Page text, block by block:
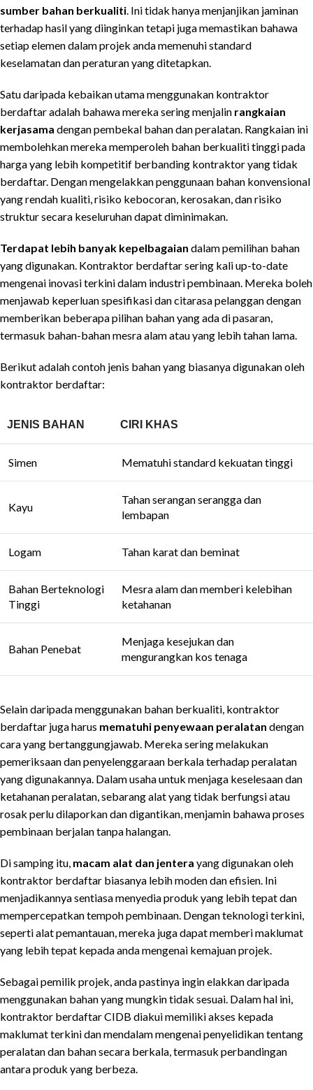
sumber bahan berkualiti . Ini tidak hanya menjanjikan jaminan
terhadap hasil yang diinginkan tetapi juga memastikan bahawa
setiap elemen dalam projek anda memenuhi standard
keselamatan dan peraturan yang ditetapkan.
Satu daripada kebaikan utama menggunakan kontraktor
berdaftar adalah bahawa mereka sering menjalin rangkaian
kerjasama dengan pembekal bahan dan peralatan. Rangkaian ini
membolehkan mereka memperoleh bahan berkualiti tinggi pada
harga yang lebih kompetitif berbanding kontraktor yang tidak
berdaftar. Dengan mengelakkan penggunaan bahan konvensional
yang rendah kualiti, risiko kebocoran, kerosakan, dan risiko
struktur secara keseluruhan dapat diminimakan.
Terdapat lebih banyak kepelbagaian dalam pemilihan bahan
yang digunakan. Kontraktor berdaftar sering kali up-to-date
mengenai inovasi terkini dalam industri pembinaan. Mereka boleh
menjawab keperluan spesifikasi dan citarasa pelanggan dengan
memberikan beberapa pilihan bahan yang ada di pasaran,
termasuk bahan-bahan mesra alam atau yang lebih tahan lama.
Berikut adalah contoh jenis bahan yang biasanya digunakan oleh
kontraktor berdaftar:
JENIS BAHAN CIRI KHAS
Simen Mematuhi standard kekuatan tinggi
Kayu
Tahan serangan serangga dan
lembapan
Logam Tahan karat dan beminat
Bahan Berteknologi
Tinggi
Mesra alam dan memberi kelebihan
ketahanan
Bahan Penebat
Menjaga kesejukan dan
mengurangkan kos tenaga
Selain daripada menggunakan bahan berkualiti, kontraktor
berdaftar juga harus mematuhi penyewaan peralatan dengan
cara yang bertanggungjawab. Mereka sering melakukan
pemeriksaan dan penyelenggaraan berkala terhadap peralatan
yang digunakannya. Dalam usaha untuk menjaga keselesaan dan
ketahanan peralatan, sebarang alat yang tidak berfungsi atau
rosak perlu dilaporkan dan digantikan, menjamin bahawa proses
pembinaan berjalan tanpa halangan.
Di samping itu, macam alat dan jentera yang digunakan oleh
kontraktor berdaftar biasanya lebih moden dan efisien. Ini
menjadikannya sentiasa menyedia produk yang lebih tepat dan
mempercepatkan tempoh pembinaan. Dengan teknologi terkini,
seperti alat pemantauan, mereka juga dapat memberi maklumat
yang lebih tepat kepada anda mengenai kemajuan projek.
Sebagai pemilik projek, anda pastinya ingin elakkan daripada
menggunakan bahan yang mungkin tidak sesuai. Dalam hal ini,
kontraktor berdaftar CIDB diakui memiliki akses kepada
maklumat terkini dan mendalam mengenai penyelidikan tentang
peralatan dan bahan secara berkala, termasuk perbandingan
antara produk yang berbeza.